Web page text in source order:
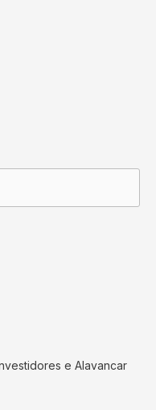
e Alavancar